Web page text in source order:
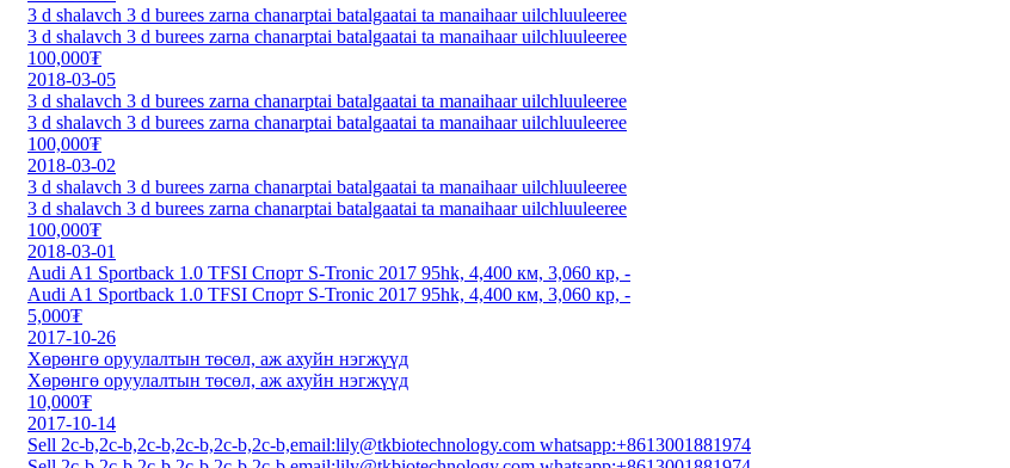
3 d shalavch 3 d burees zarna chanarptai batalgaatai ta manaihaar uilchluuleeree
3 d shalavch 3 d burees zarna chanarptai batalgaatai ta manaihaar uilchluuleeree
100,000₮
2018-03-05
3 d shalavch 3 d burees zarna chanarptai batalgaatai ta manaihaar uilchluuleeree
3 d shalavch 3 d burees zarna chanarptai batalgaatai ta manaihaar uilchluuleeree
100,000₮
2018-03-02
3 d shalavch 3 d burees zarna chanarptai batalgaatai ta manaihaar uilchluuleeree
3 d shalavch 3 d burees zarna chanarptai batalgaatai ta manaihaar uilchluuleeree
100,000₮
2018-03-01
Audi A1 Sportback 1.0 TFSI Спорт S-Tronic 2017 95hk, 4,400 км, 3,060 кр, -
Audi A1 Sportback 1.0 TFSI Спорт S-Tronic 2017 95hk, 4,400 км, 3,060 кр, -
5,000₮
2017-10-26
Хөрөнгө оруулалтын төсөл, аж ахуйн нэгжүүд
Хөрөнгө оруулалтын төсөл, аж ахуйн нэгжүүд
10,000₮
2017-10-14
Sell 2c-b,2c-b,2c-b,2c-b,2c-b,2c-b,email:lily@tkbiotechnology.com whatsapp:+8613001881974